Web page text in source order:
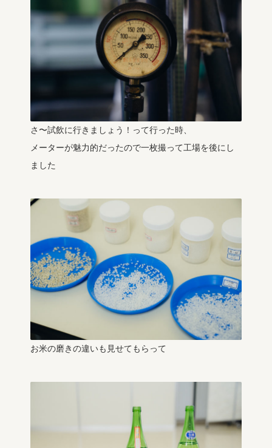
さ〜試飲に行きましょう！って行った時、
メーターが魅力的だったので一枚撮って工場を後にし
ました
お米の磨きの違いも見せてもらって